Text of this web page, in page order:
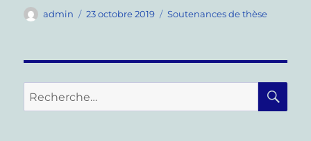
Auteur
admin
Publié
23 octobre 2019 Catégories
Soutenances de thèse
Recherche
pour :